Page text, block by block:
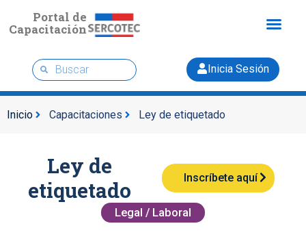
Portal de
Capacitación
Inicia Sesión
Inicio Capacitaciones Ley de etiquetado
Ley de
etiquetado
Inscríbete aquí
Legal / Laboral